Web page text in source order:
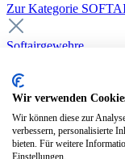
Zur Kategorie
Softairgewehre
Deluxe Custom Guns
Softair elektrisch ab 18
Softair elektrisch ab 14
Softair gasbetrieben
Softair HPA Luftdruck
Historische
Wir verwenden
Wir können diese zur
verbessern, personalisierte
bieten. Für weitere
Einstellungen.